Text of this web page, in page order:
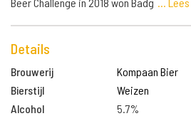
Details
Brouwerij
Kompaan Bier
Bierstijl
Weizen
Alcohol
5.7%